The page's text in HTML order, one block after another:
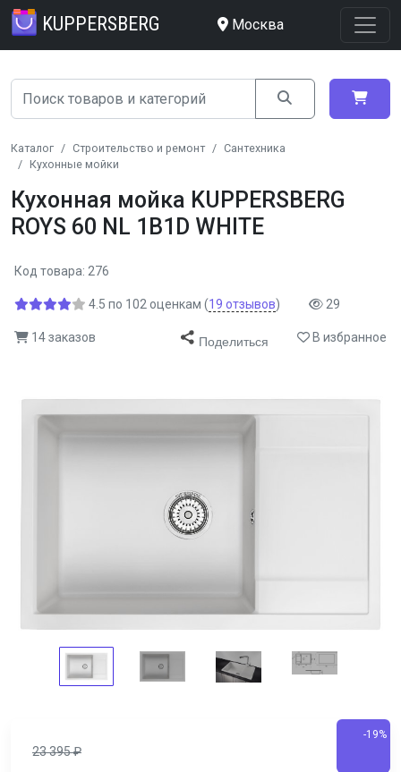
KUPPERSBERG Москва
Каталог Строительство и ремонт
Сантехника
Кухонные мойки
Кухонная мойка KUPPERSBERG
ROYS 60 NL 1B1D WHITE
Код товара: 276
4.5 по 102 оценкам (19 отзывов) 29
14 заказов Поделиться В избранное
23 395₽
-19%